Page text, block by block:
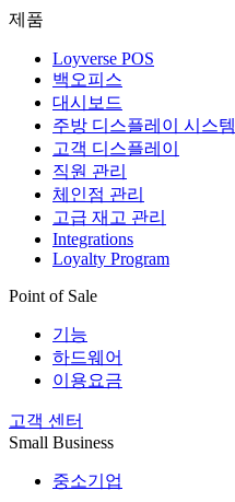
제품
Loyverse POS
백오피스
대시보드
주방 디스플레이 시스템
고객 디스플레이
직원 관리
체인점 관리
고급 재고 관리
Integrations
Loyalty Program
Point of Sale
기능
하드웨어
이용요금
고객 센터
Small Business
중소기업